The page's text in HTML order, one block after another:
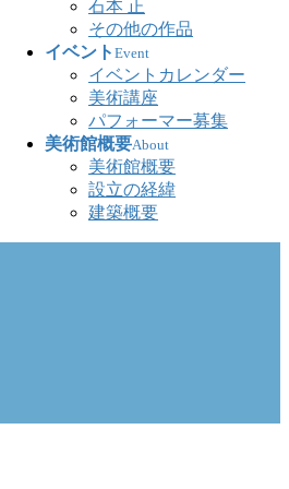
石本 正
その他の作品
イベント Event
イベントカレンダー
美術講座
パフォーマー募集
美術館概要About
美術館概要
設立の経緯
建築概要